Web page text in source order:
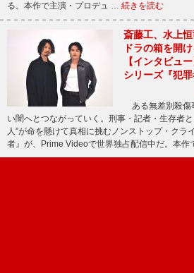
る。本作で主演・プロデュ … 続きを読む
斎藤工、水上
ドラの箱を開
【インタビュ
シリーズ『犯罪
ある無差別殺傷
い闇へとつながっていく。刑事・記者・生存者
人”が命を懸けて真相に挑むノンストップ・クラ
者』が、Prime Videoで世界独占配信中だ。本作